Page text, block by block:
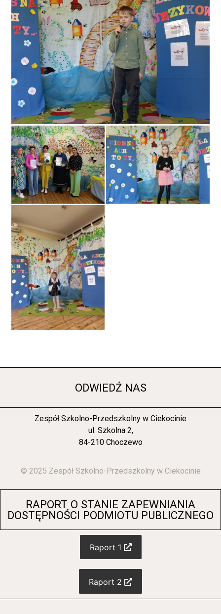
ODWIEDŹ NAS
Zespół Szkolno-Przedszkolny w Ciekocinie
ul. Szkolna 2,
84-210 Choczewo
© 2025 Zespół Szkolno-Przedszkolny w Ciekocinie
RAPORT O STANIE ZAPEWNIANIA
DOSTĘPNOŚCI PODMIOTU PUBLICZNEGO
Raport 1
Raport 2